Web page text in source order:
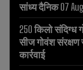
सांध्य दैनिक 07
250 किलो संदिग्ध
सीज गोवंश
कार्रवाई